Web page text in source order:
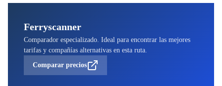
Ferryscanner
Comparador especializado. Ideal para encontrar las mejores
tarifas y compañías alternativas en esta ruta.
Comparar precios